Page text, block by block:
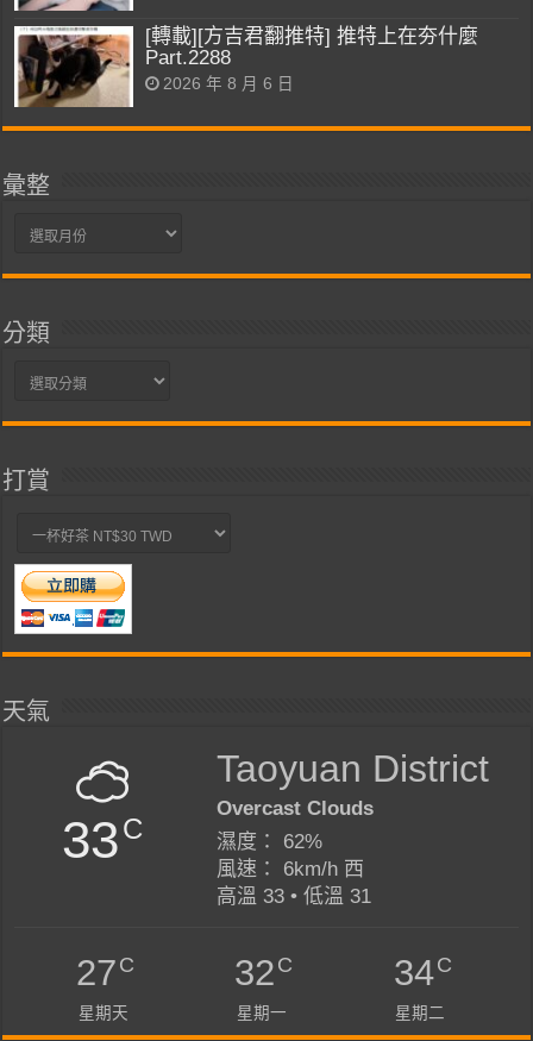
[轉載][方吉君翻推特] 推特上在夯什麼
Part.2288
2026 年 8 月 6 日
彙整
彙
分類
分
打賞
天氣
33C
Taoyuan District
Overcast Clouds
濕度： 62%
風速： 6km/h 西
高溫 33 • 低溫 31
27C
星期天
32C
星期一
34C
星期二